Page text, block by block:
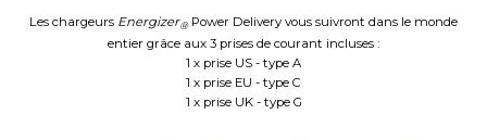
Les chargeurs Energizer®Power Delivery vous suivront dans le monde
entier grâce aux 3 prises de courant incluses :
1 x prise US - type A
1 x prise EU - type C
1 x prise UK - type G